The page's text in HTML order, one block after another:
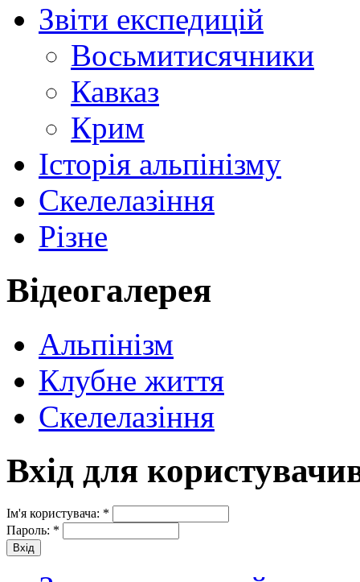
Звіти експедицій
Восьмитисячники
Кавказ
Крим
Історія альпінізму
Скелелазіння
Різне
Відеогалерея
Альпінізм
Клубне життя
Скелелазіння
Вхід для
Ім'я користувача: *
Пароль: *